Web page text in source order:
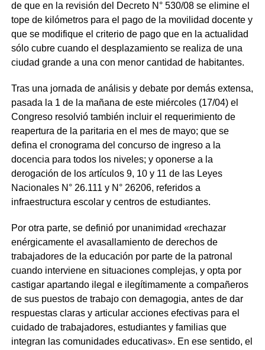
de que en la revisión del Decreto N° 530/08 se elimine el
tope de kilómetros para el pago de la movilidad docente y
que se modifique el criterio de pago que en la actualidad
sólo cubre cuando el desplazamiento se realiza de una
ciudad grande a una con menor cantidad de habitantes.
Tras una jornada de análisis y debate por demás extensa,
pasada la 1 de la mañana de este miércoles (17/04) el
Congreso resolvió también incluir el requerimiento de
reapertura de la paritaria en el mes de mayo; que se
defina el cronograma del concurso de ingreso a la
docencia para todos los niveles; y oponerse a la
derogación de los artículos 9, 10 y 11 de las Leyes
Nacionales N° 26.111 y N° 26206, referidos a
infraestructura escolar y centros de estudiantes.
Por otra parte, se definió por unanimidad «rechazar
enérgicamente el avasallamiento de derechos de
trabajadores de la educación por parte de la patronal
cuando interviene en situaciones complejas, y opta por
castigar apartando ilegal e ilegítimamente a compañeros
de sus puestos de trabajo con demagogia, antes de dar
respuestas claras y articular acciones efectivas para el
cuidado de trabajadores, estudiantes y familias que
integran las comunidades educativas». En ese sentido, el